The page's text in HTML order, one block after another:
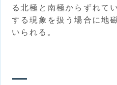
る北極と南極からずれて
する現象を扱う場合に地
いられる。